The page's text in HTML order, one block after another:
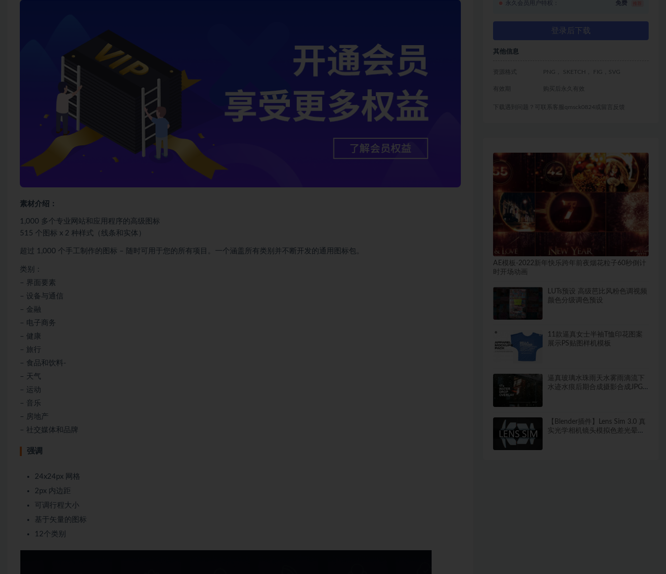
素材介绍：
1,000 多个专业网站和应用程序的高级图标
515 个图标 x 2 种样式（线条和实体）
超过 1,000 个手工制作的图标 – 随时可用于您的所有项目。一个涵盖所有类别并不断开发的通用图标包。
类别：
– 界面要素
– 设备与通信
– 金融
– 电子商务
– 健康
– 旅行
– 食品和饮料-
– 天气
– 运动
– 音乐
– 房地产
– 社交媒体和品牌
强调
24x24px 网格
2px 内边距
可调行程大小
基于矢量的图标
12个类别
永久会员用户特权： 免费
登录后下载
其他信息
资源格式 PNG， SKETCH， FIG，SVG
有效期 购买后永久有效
下载遇到问题？可联系客服qmsck0824或留言反馈
AE模板-2022新年快乐跨年前夜烟花粒子60秒倒计
时开场动画
LUTs预设 高级芭比风粉色调视频
颜色分级调色预设
11款逼真女士半袖T恤印花图案
展示PS贴图样机模板
逼真玻璃水珠雨天水雾雨滴流下
水迹水痕后期合成摄影合成JPG
【Blender插件】Lens Sim 3.0 真
实光学相机镜头模拟色差光晕畸